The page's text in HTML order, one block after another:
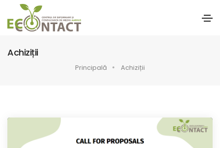
Achiziții
Principală Achiziții